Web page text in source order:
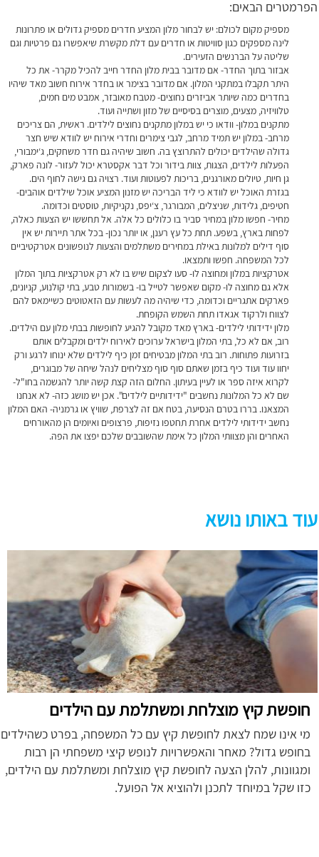
הפרמטרים הבאים:
מספיק מקום לכולם: יש לבחור מלון המציע חדרים מספיק גדולים או פתרונות
לינה מספקים כגון סוויטות או חדרים עם דלת מקשרת שיאפשרו גם פרטיות וגם
שליטה על הברנשים הזעירים.
אבזור בתוך החדר- אם מדובר בבית מלון החדר חייב להכיל מקרר- את כל
היתר תקבלו במתקני המלון. אם מדובר בצימר או בחדר אירוח חשוב מאד שיהיו
בחדרים כמה שיותר אביזרים נחוצים- מטבח מאובזר, אמבט מים חמים,
טלוויזיה, מצעים, מוצרים בסיסיים של מזון ושתייה ועוד.
מתקנים במלון- וודאו כי יש במלון מתקנים נחוצים לילדים. ראשית, הם צריכים
מרחב- במלון יש תמיד מרחב, לגבי צימרים וחדרי אירוח יש לוודא שיש חצר
גדולה שהילדים יכולים להתרוצץ בה. חשוב שיהיה גם חדר משחקים, ג‘ימבורי,
הפעלות לילדים, הצגות, צוות בידור וכל דבר אקסטרא יכול לעזור- לונה פארק,
גן חיות, טיולים מאורגנים, בריכות לפעוטות ועוד. רצויה גם גישה לחוף הים.
בגזרת האוכל יש לוודא כי ליד הבריכה יש מזנון המציע אוכל שילדים אוהבים-
חטיפים, גלידות, שניצלים, המבורגר, צ‘יפס, נקניקיות, טוסטים וכדומה.
מחיר- חפשו מלון במחיר סביר בו כלולים כל אלה. אל תחששו יש הצעות כאלה,
לפחות בארץ, בשפע. תחת כל עץ רענן, או יותר נכון- בכל אתר תיירות יש אין
סוף דילים למלונות באילת במחירים משתלמים והצעות לנופשונים אטרקטיביים
לכל המשפחה. חפשו ותמצאו.
אטרקציות במלון ומחוצה לו- סעו לצקום שיש בו לא רק אטרקציות בתוך המלון
אלא גם מחוצה לו- מקום שאפשר לטייל בו- בשמורות טבע, בתי קולנוע, קניונים,
פארקים אתגריים וכדומה, כדי שיהיה מה לעשות עם הזאטוטים כשיימאס להם
לצווח ולרקוד אגאדו תחת השמש הקופחת.
מלון ידידותי לילדים- בארץ מאד מקובל להגיע לחופשות בבתי מלון עם הילדים.
רוב, אם לא כל, בתי המלון בישראל ערוכים לאירוח ילדים ומקבלים אותם
בזרועות פתוחות. רוב בתי המלון מבטיחים זמן כיף לילדים שלא ינוחו לרגע ורק
יחוו עוד ועוד כיף בזמן שאתם סוף סוף מצליחים לנהל שיחה של מבוגרים,
לקרוא איזה ספר או לעיין בעיתון. החלום הזה קצת קשה יותר להגשמה בחו"ל-
שם לא כל המלונות נחשבים "ידידותיים לילדים". אכן יש מושג כזה- לא אנחנו
המצאנו. בררו בטרם הנסיעה, בטח אם זה לצרפת, שוויץ או גרמניה- האם המלון
נחשב ידידותי לילדים אחרת תחטפו נזיפות, פרצופים ואיומים הן מהאורחים
האחרים והן מצוותי המלון כל אימת שהשובבים שלכם יפצו את הפה.
עוד באותו נושא
חופשת קיץ מוצלחת ומשתלמת עם הילדים
מי אינו שמח לצאת לחופשת קיץ עם כל המשפחה, בפרט כשהילדים
בחופש גדול? מאחר והאפשרויות לנופש קיצי משפחתי הן רבות
ומגוונות, להלן הצעה לחופשת קיץ מוצלחת ומשתלמת עם הילדים,
כזו שקל במיוחד לתכנן ולהוציא אל הפועל.